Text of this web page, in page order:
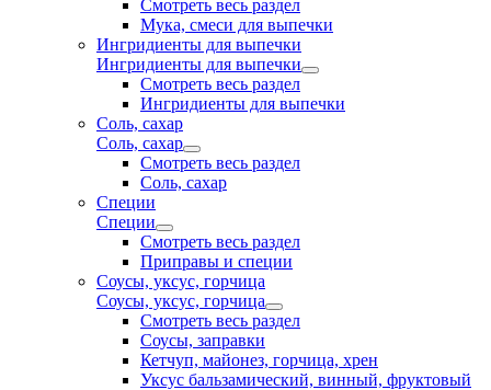
Смотреть весь раздел
Мука, смеси для выпечки
Ингридиенты для выпечки
Ингридиенты для выпечки
Смотреть весь раздел
Ингридиенты для выпечки
Соль, сахар
Соль, сахар
Смотреть весь раздел
Соль, сахар
Специи
Специи
Смотреть весь раздел
Приправы и специи
Соусы, уксус, горчица
Соусы, уксус, горчица
Смотреть весь раздел
Соусы, заправки
Кетчуп, майонез, горчица, хрен
Уксус бальзамический, винный, фруктовый